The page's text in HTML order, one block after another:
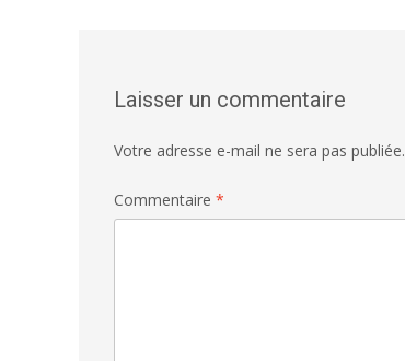
Laisser un commentaire
Votre adresse e-mail ne sera pas publiée.
Commentaire *